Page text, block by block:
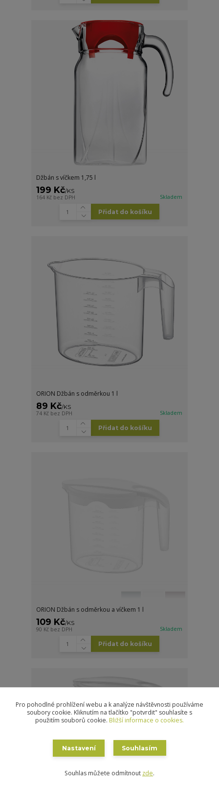
Džbán s víčkem 1,75 l
199 Kč/KS
164 Kč bez DPH Skladem
Přidat do košíku
ORION Džbán s odměrkou 1 l
89 Kč/KS
74 Kč bez DPH Skladem
Přidat do košíku
ORION Džbán s odměrkou a víčkem 1 l
109 Kč/KS
90 Kč bez DPH Skladem
Přidat do košíku
Pro pohodlné prohlížení webu a k analýze návštěvnosti používáme
soubory cookie. Kliknutím na tlačítko "potvrdit" souhlasíte s
použitím souborů cookie. Bližší informace o cookies.
Nastavení Souhlasím
Souhlas můžete odmítnout zde.